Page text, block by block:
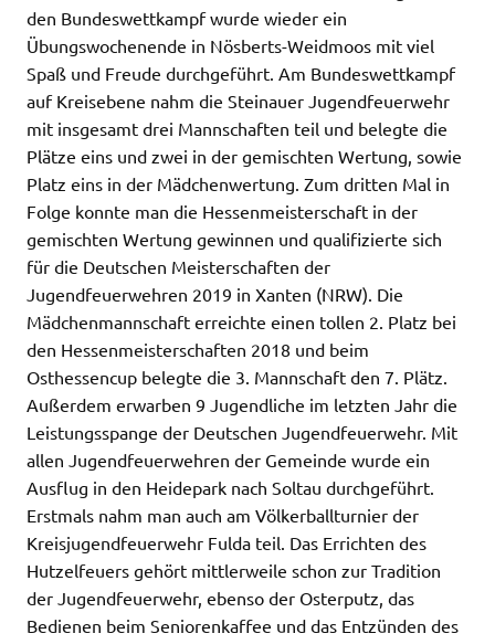
den Bundeswettkampf wurde wieder ein
Übungswochenende in Nösberts-Weidmoos mit viel
Spaß und Freude durchgeführt. Am Bundeswettkampf
auf Kreisebene nahm die Steinauer Jugendfeuerwehr
mit insgesamt drei Mannschaften teil und belegte die
Plätze eins und zwei in der gemischten Wertung, sowie
Platz eins in der Mädchenwertung. Zum dritten Mal in
Folge konnte man die Hessenmeisterschaft in der
gemischten Wertung gewinnen und qualifizierte sich
für die Deutschen Meisterschaften der
Jugendfeuerwehren 2019 in Xanten (NRW). Die
Mädchenmannschaft erreichte einen tollen 2. Platz bei
den Hessenmeisterschaften 2018 und beim
Osthessencup belegte die 3. Mannschaft den 7. Plätz.
Außerdem erwarben 9 Jugendliche im letzten Jahr die
Leistungsspange der Deutschen Jugendfeuerwehr. Mit
allen Jugendfeuerwehren der Gemeinde wurde ein
Ausflug in den Heidepark nach Soltau durchgeführt.
Erstmals nahm man auch am Völkerballturnier der
Kreisjugendfeuerwehr Fulda teil. Das Errichten des
Hutzelfeuers gehört mittlerweile schon zur Tradition
der Jugendfeuerwehr, ebenso der Osterputz, das
Bedienen beim Seniorenkaffee und das Entzünden des